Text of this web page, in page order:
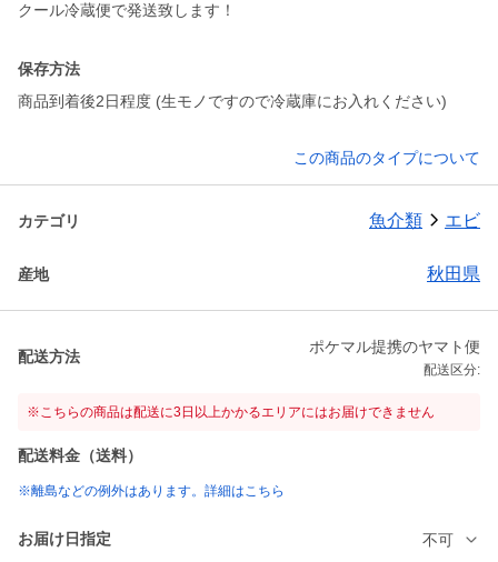
クール冷蔵便で発送致します！
保存方法
商品到着後2日程度 (生モノですので冷蔵庫にお入れください)
この商品のタイプについて
カテゴリ 魚介類 エビ
産地 秋田県
配送方法
ポケマル提携のヤマト便
配送区分:
※こちらの商品は配送に3日以上かかるエリアにはお届けできません
配送料金（送料）
※離島などの例外はあります。詳細はこちら
お届け日指定 不可